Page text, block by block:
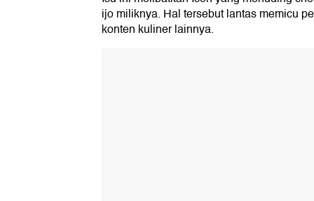
ijo miliknya. Hal tersebut lantas memicu
konten kuliner lainnya.